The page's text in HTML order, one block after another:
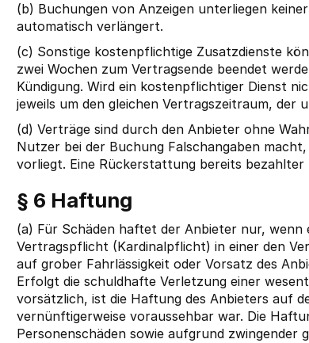
(b) Buchungen von Anzeigen unterliegen
automatisch verlängert.
(c) Sonstige kostenpflichtige Zusatzdienste
zwei Wochen zum Vertragsende beendet
Kündigung. Wird ein kostenpflichtiger Dienst
jeweils um den gleichen Vertragszeitraum,
(d) Verträge sind durch den Anbieter ohne
Nutzer bei der Buchung Falschangaben
vorliegt. Eine Rückerstattung bereits
§ 6 Haftung
(a) Für Schäden haftet der Anbieter nur,
Vertragspflicht (Kardinalpflicht) in einer den
auf grober Fahrlässigkeit oder Vorsatz des
Erfolgt die schuldhafte Verletzung einer
vorsätzlich, ist die Haftung des Anbieters auf
vernünftigerweise voraussehbar war. Die
Personenschäden sowie aufgrund